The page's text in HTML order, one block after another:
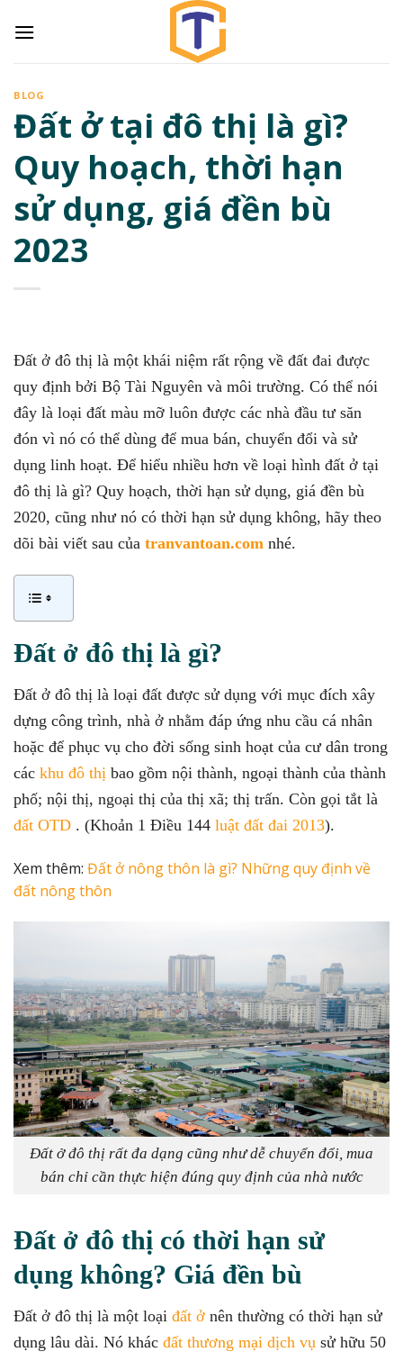
BLOG
Đất ở tại đô thị là gì?
Quy hoạch, thời hạn
sử dụng, giá đền bù
2023
Đất ở đô thị là một khái niệm rất rộng về đất đai được
quy định bởi Bộ Tài Nguyên và môi trường. Có thể nói
đây là loại đất màu mỡ luôn được các nhà đầu tư săn
đón vì nó có thể dùng để mua bán, chuyển đổi và sử
dụng linh hoạt. Để hiểu nhiều hơn về loại hình đất ở tại
đô thị là gì? Quy hoạch, thời hạn sử dụng, giá đền bù
2020, cũng như nó có thời hạn sử dụng không, hãy theo
dõi bài viết sau của tranvantoan.com nhé.
Đất ở đô thị là gì?
Đất ở đô thị là loại đất được sử dụng với mục đích xây
dựng công trình, nhà ở nhằm đáp ứng nhu cầu cá nhân
hoặc để phục vụ cho đời sống sinh hoạt của cư dân trong
các khu đô thị bao gồm nội thành, ngoại thành của thành
phố; nội thị, ngoại thị của thị xã; thị trấn. Còn gọi tắt là
đất OTD . (Khoản 1 Điều 144 luật đất đai 2013).
Xem thêm: Đất ở nông thôn là gì? Những quy định về
đất nông thôn
Đất ở đô thị rất đa dạng cũng như dễ chuyển đổi, mua
bán chỉ cần thực hiện đúng quy định của nhà nước
Đất ở đô thị có thời hạn sử
dụng không? Giá đền bù
Đất ở đô thị là một loại đất ở nên thường có thời hạn sử
dụng lâu dài. Nó khác đất thương mại dịch vụ sử hữu 50